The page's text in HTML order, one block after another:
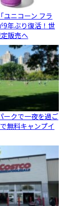
ユニコーン フラ
9年ぶり復活！世
販売へ
ークで一夜を過ご
無料キャンプイ